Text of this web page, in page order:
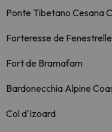
Ponte Tibetano Cesana
Forteresse de Fenestrelle
Fort de Bramafam
Bardonecchia Alpine
Col d'Izoard